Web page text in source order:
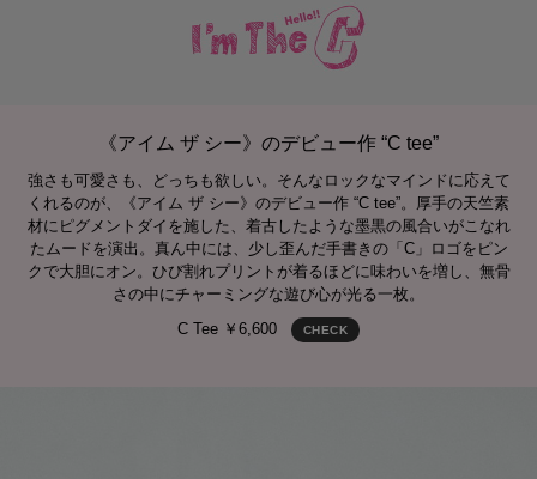
《アイム ザ シー》のデビュー作 “C tee”
強さも可愛さも、どっちも欲しい。そんなロックなマインドに応えて
くれるのが、《アイム ザ シー》のデビュー作 “C tee”。厚手の天竺素
材にピグメントダイを施した、着古したような墨黒の風合いがこなれ
たムードを演出。真ん中には、少し歪んだ手書きの「C」ロゴをピン
クで大胆にオン。ひび割れプリントが着るほどに味わいを増し、無骨
さの中にチャーミングな遊び心が光る一枚。
C Tee ￥6,600
CHECK